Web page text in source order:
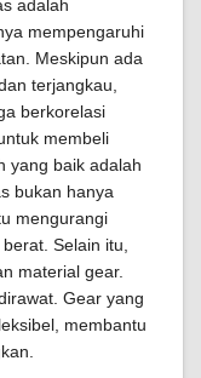
adalah
mempengaruhi
Meskipun ada
terjangkau,
berkorelasi
membeli
yang baik adalah
bukan hanya
mengurangi
Selain itu,
material gear.
Gear yang
membantu